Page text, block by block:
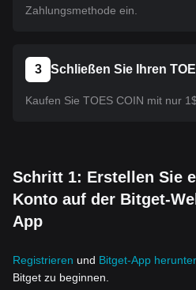
Zahlungsmethode ein.
3 Schließen Sie Ihren
Kaufen Sie TOES COIN mit nur
Schritt 1: Erstellen Sie
Konto auf der Bitget-
App
Registrieren und Bitget-App
Bitget zu beginnen.